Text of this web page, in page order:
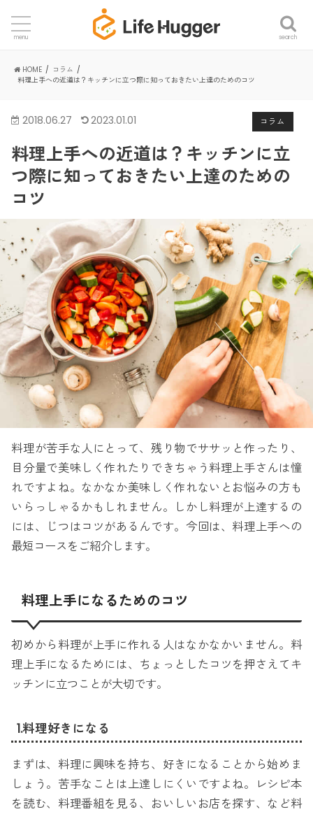
search
menu
HOME
コラム
料理上手への近道は？キッチンに立つ際に知っておきたい上達のためのコツ
コラム
2018.06.27 2023.01.01
料理上手への近道は？キッチンに立
つ際に知っておきたい上達のための
コツ
料理が苦手な人にとって、残り物でササッと作ったり、
目分量で美味しく作れたりできちゃう料理上手さんは憧
れですよね。なかなか美味しく作れないとお悩みの方も
いらっしゃるかもしれません。しかし料理が上達するの
には、じつはコツがあるんです。今回は、料理上手への
最短コースをご紹介します。
料理上手になるためのコツ
初めから料理が上手に作れる人はなかなかいません。料
理上手になるためには、ちょっとしたコツを押さえてキ
ッチンに立つことが大切です。
1.料理好きになる
まずは、料理に興味を持ち、好きになることから始めま
しょう。苦手なことは上達しにくいですよね。レシピ本
を読む、料理番組を見る、おいしいお店を探す、など料